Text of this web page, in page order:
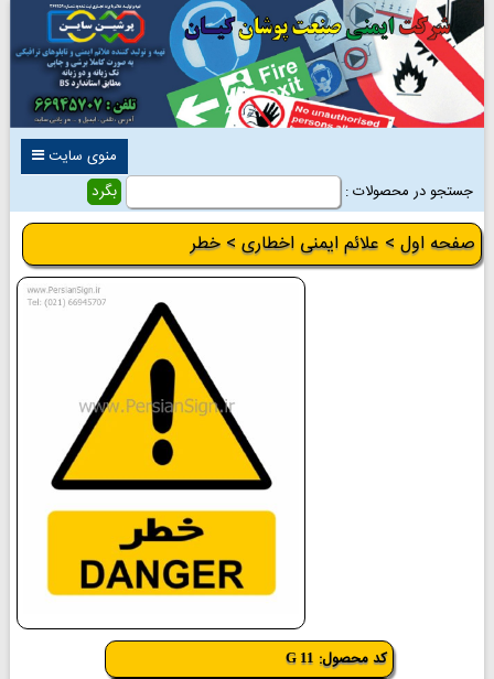
منوی سایت
جستجو در محصولات :
صفحه اول > علائم ایمنی اخطاری > خطر
کد محصول: G 11